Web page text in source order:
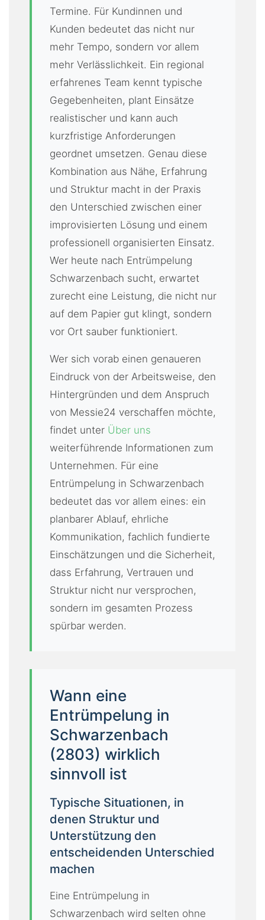
Termine. Für Kundinnen und
Kunden bedeutet das nicht nur
mehr Tempo, sondern vor allem
mehr Verlässlichkeit. Ein regional
erfahrenes Team kennt typische
Gegebenheiten, plant Einsätze
realistischer und kann auch
kurzfristige Anforderungen
geordnet umsetzen. Genau diese
Kombination aus Nähe, Erfahrung
und Struktur macht in der Praxis
den Unterschied zwischen einer
improvisierten Lösung und einem
professionell organisierten Einsatz.
Wer heute nach Entrümpelung
Schwarzenbach sucht, erwartet
zurecht eine Leistung, die nicht nur
auf dem Papier gut klingt, sondern
vor Ort sauber funktioniert.
Wer sich vorab einen genaueren
Eindruck von der Arbeitsweise, den
Hintergründen und dem Anspruch
von Messie24 verschaffen möchte,
findet unter Über uns
weiterführende Informationen zum
Unternehmen. Für eine
Entrümpelung in Schwarzenbach
bedeutet das vor allem eines: ein
planbarer Ablauf, ehrliche
Kommunikation, fachlich fundierte
Einschätzungen und die Sicherheit,
dass Erfahrung, Vertrauen und
Struktur nicht nur versprochen,
sondern im gesamten Prozess
spürbar werden.
Wann eine
Entrümpelung in
Schwarzenbach
(2803) wirklich
sinnvoll ist
Typische Situationen, in
denen Struktur und
Unterstützung den
entscheidenden Unterschied
machen
Eine Entrümpelung in
Schwarzenbach wird selten ohne